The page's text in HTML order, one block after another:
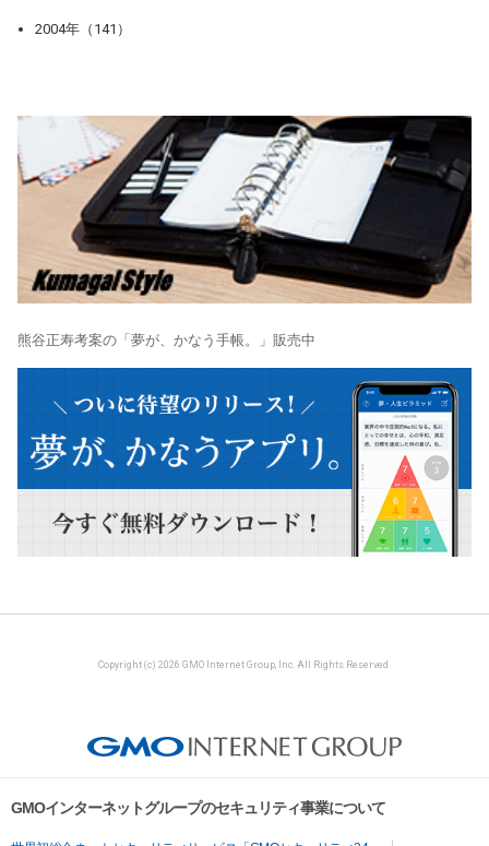
2004年（141）
熊谷正寿考案の「夢が、かなう手帳。」販売中
Copyright (c) 2026 GMO Internet Group, Inc. All Rights Reserved.
GMOインターネットグループのセキュリティ事業について